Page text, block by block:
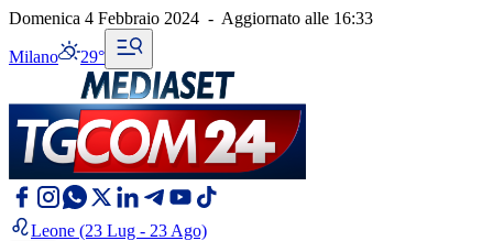
Domenica 4 Febbraio 2024 - Aggiornato alle 16:33
Milano 29°
Leone (23 Lug - 23 Ago)